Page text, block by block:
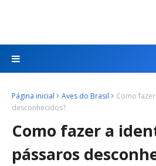
Página inicial Aves do Brasil
Como
desconhecidos?
Como fazer a
pássaros